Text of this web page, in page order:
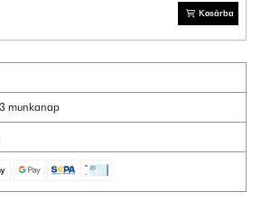
Kosárba
munkanap